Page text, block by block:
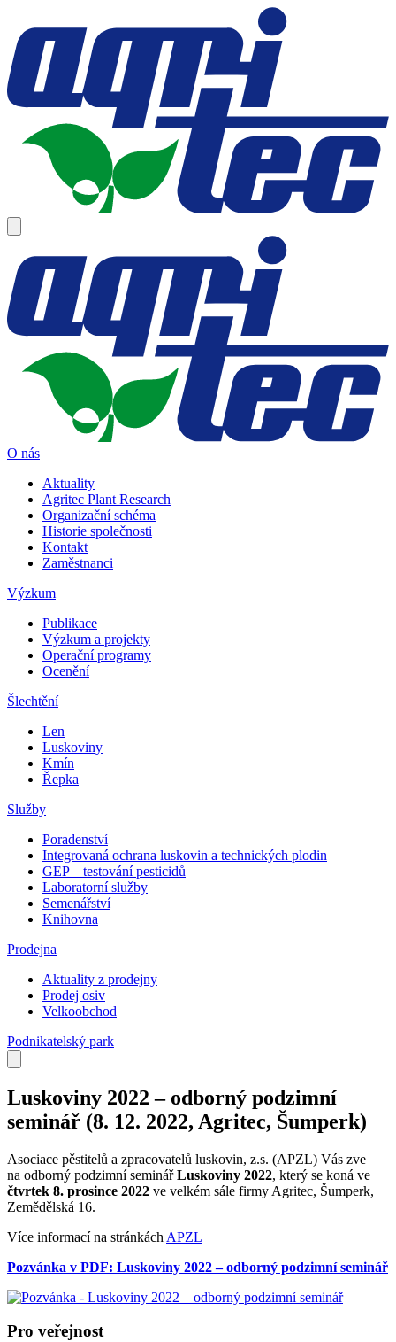
O nás
Aktuality
Agritec Plant Research
Organizační schéma
Historie společnosti
Kontakt
Zaměstnanci
Výzkum
Publikace
Výzkum a projekty
Operační programy
Ocenění
Šlechtění
Len
Luskoviny
Kmín
Řepka
Služby
Poradenství
Integrovaná ochrana luskovin a technických plodin
GEP – testování pesticidů
Laboratorní služby
Semenářství
Knihovna
Prodejna
Aktuality z prodejny
Prodej osiv
Velkoobchod
Podnikatelský park
Luskoviny 2022 – odborný podzimní
seminář (8. 12. 2022, Agritec, Šumperk)
Asociace pěstitelů a zpracovatelů luskovin, z.s. (APZL) Vás zve
na odborný podzimní seminářLuskoviny 2022, který se koná ve
čtvrtek 8. prosince 2022 ve velkém sále firmy Agritec, Šumperk,
Zemědělská 16.
Více informací na stránkách APZL
Pozvánka v PDF: Luskoviny 2022 – odborný podzimní seminář
Pro veřejnost